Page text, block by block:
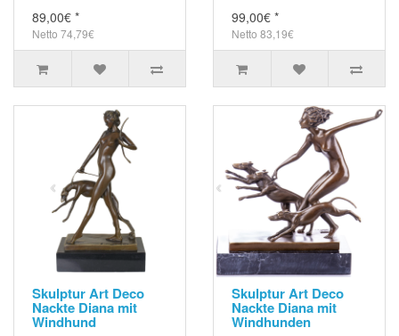
89,00€ *
Netto 74,79€
99,00€ *
Netto 83,19€
Skulptur Art Deco
Nackte Diana mit
Windhund
Skulptur Art Deco
Nackte Diana mit
Windhunden